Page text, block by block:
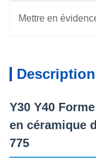
Mettre en
Y30 Y40
en céramique
775